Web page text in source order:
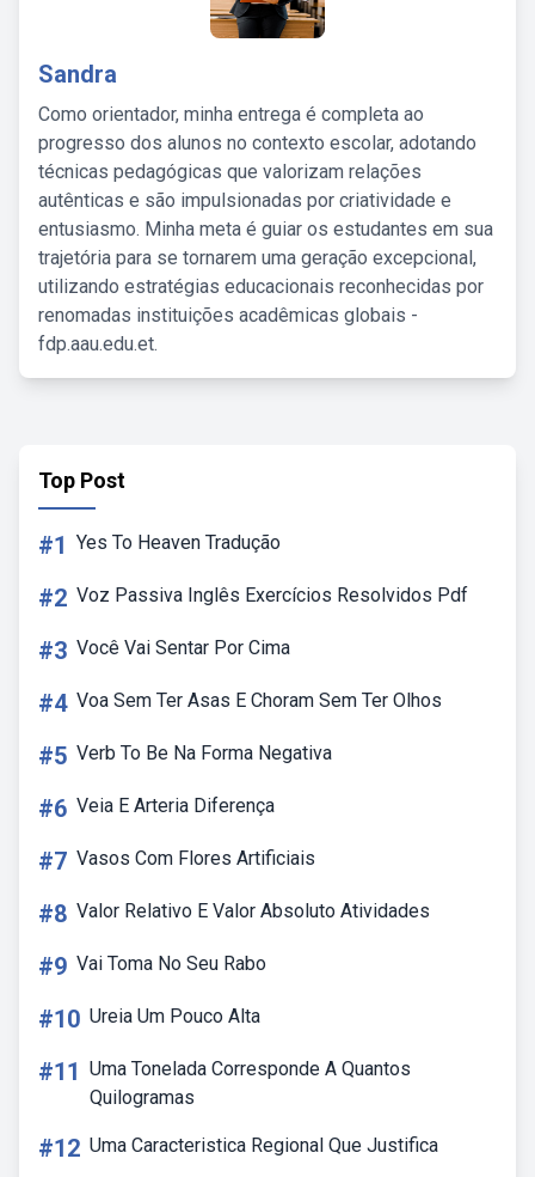
Sandra
Como orientador, minha entrega é completa ao
progresso dos alunos no contexto escolar, adotando
técnicas pedagógicas que valorizam relações
autênticas e são impulsionadas por criatividade e
entusiasmo. Minha meta é guiar os estudantes em sua
trajetória para se tornarem uma geração excepcional,
utilizando estratégias educacionais reconhecidas por
renomadas instituições acadêmicas globais -
fdp.aau.edu.et.
Top Post
#1 Yes To Heaven Tradução
#2 Voz Passiva Inglês Exercícios Resolvidos Pdf
#3 Você Vai Sentar Por Cima
#4 Voa Sem Ter Asas E Choram Sem Ter Olhos
#5 Verb To Be Na Forma Negativa
#6 Veia E Arteria Diferença
#7 Vasos Com Flores Artificiais
#8 Valor Relativo E Valor Absoluto Atividades
#9 Vai Toma No Seu Rabo
#10 Ureia Um Pouco Alta
#11 Uma Tonelada Corresponde A Quantos
Quilogramas
#12 Uma Caracteristica Regional Que Justifica